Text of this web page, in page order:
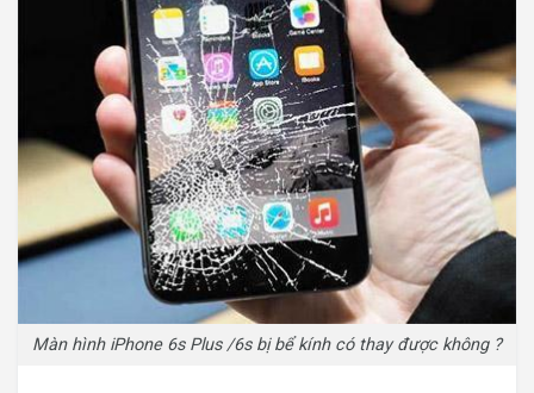
Màn hình iPhone 6s Plus /6s bị bể kính có thay được không ?